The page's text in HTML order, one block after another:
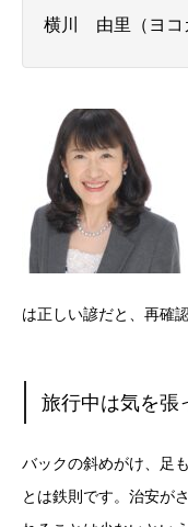
横川 由里（ヨコ
は正しい諺だと、再確
旅行中は気を張
バックの斜めがけ、足
とは鉄則です。治安が